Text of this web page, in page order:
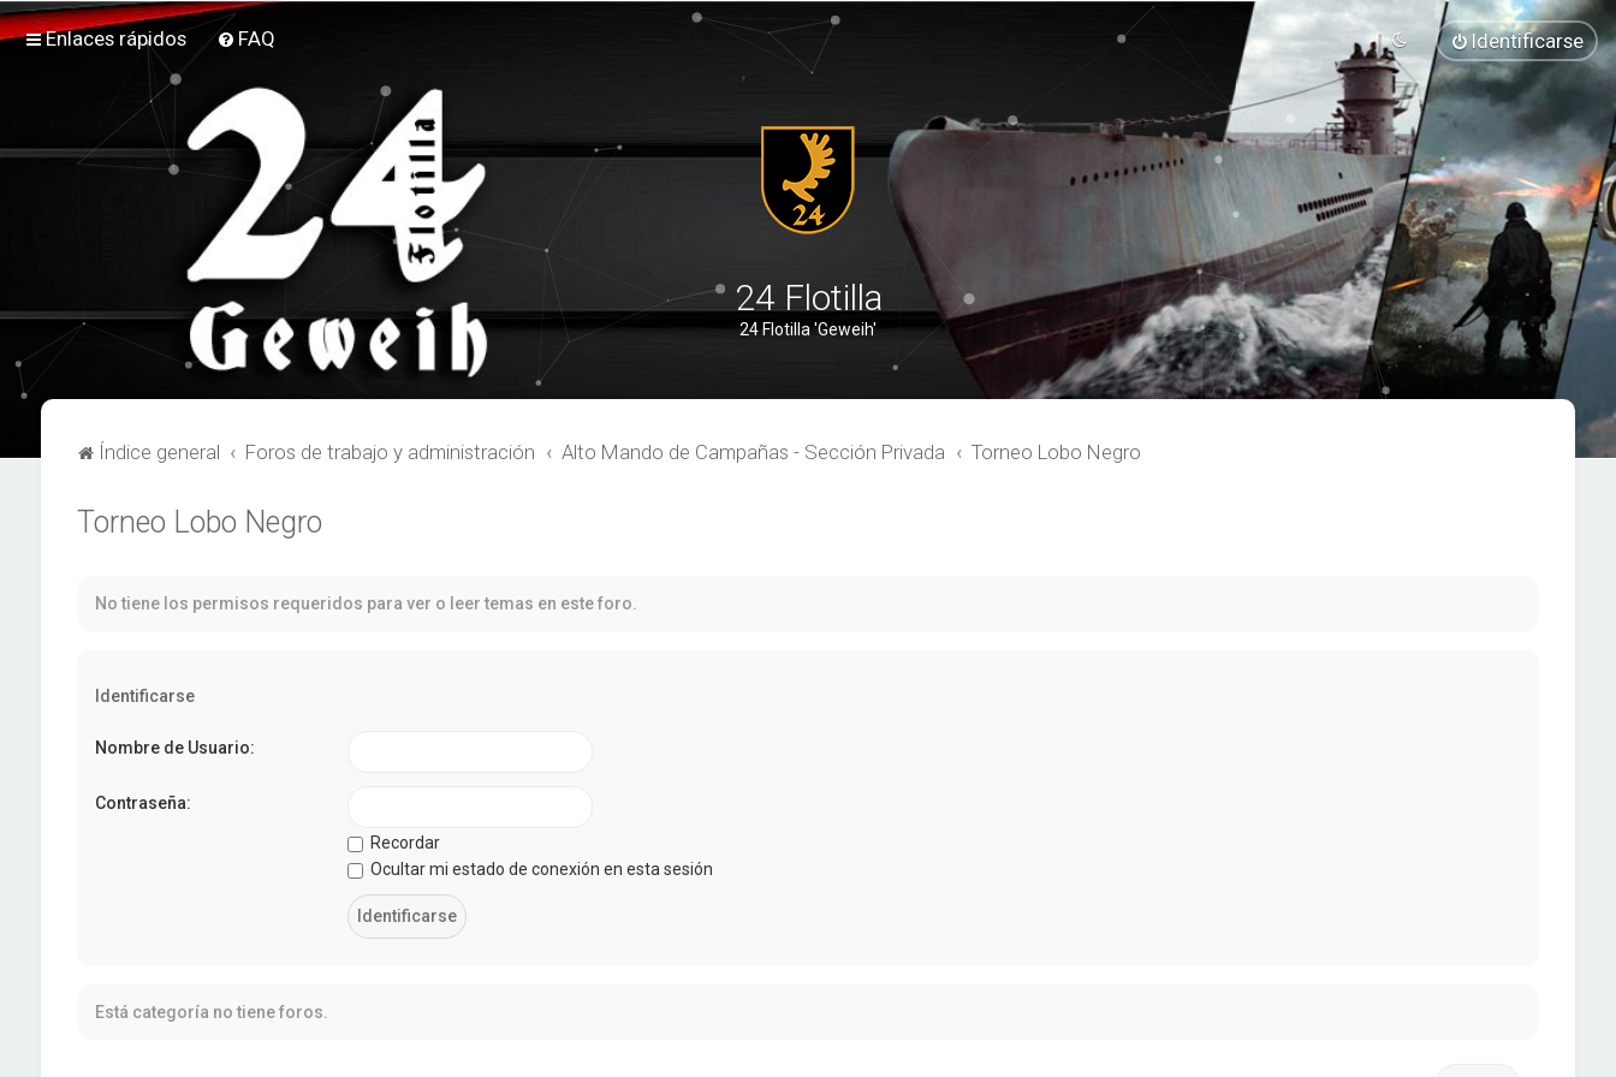
Enlaces rápidos FAQ Identificarse
24 Flotilla
24 Flotilla 'Geweih'
Índice general Foros de trabajo y administración Alto Mando de Campañas - Sección Privada Torneo Lobo Negro
Torneo Lobo Negro
No tiene los permisos requeridos para ver o leer temas en este foro.
Identificarse
Nombre de Usuario:
Contraseña:
Recordar
Ocultar mi estado de conexión en esta sesión
Está categoría no tiene foros.